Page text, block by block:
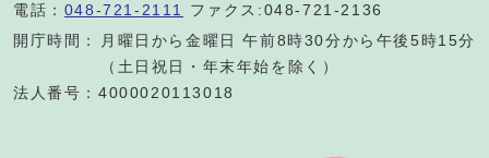
電話： 048-721-2111
ファクス:048-721-2136
開庁時間：
月曜日から金曜日 午前8時30分から午後5時15分
（土日祝日・年末年始を除く）
法人番号：4000020113018